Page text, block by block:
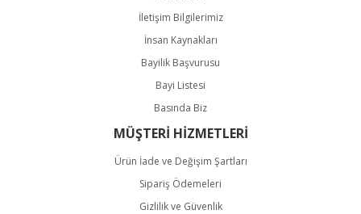
İletişim Bilgilerimiz
İnsan Kaynakları
Bayilik Başvurusu
Bayi Listesi
Basında Biz
MÜŞTERİ HİZMETLERİ
Ürün İade ve Değişim Şartları
Sipariş Ödemeleri
Gizlilik ve Güvenlik